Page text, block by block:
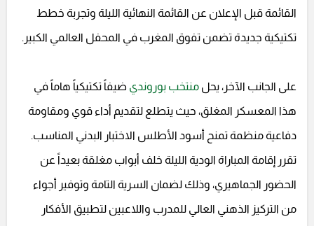
القائمة قبل الإعلان عن القائمة النهائية الليلة وتجربة خطط
تكتيكية جديدة تضمن تفوق المغرب في المحفل العالمي الكبير.
على الجانب الآخر، يحل منتخب بوروندي ضيفاً تكتيكياً هاماً في
هذا المعسكر المغلق، حيث يتطلع لتقديم أداء قوي ومقاومة
دفاعية منظمة تمنح أسود الأطلس الاختبار البدني المناسب.
تقرر إقامة المباراة الودية الليلة خلف أبواب مغلقة بعيداً عن
الحضور الجماهيري، وذلك لضمان السرية التامة وتوفير أجواء
من التركيز الذهني العالي للمدرب واللاعبين لتطبيق الأفكار